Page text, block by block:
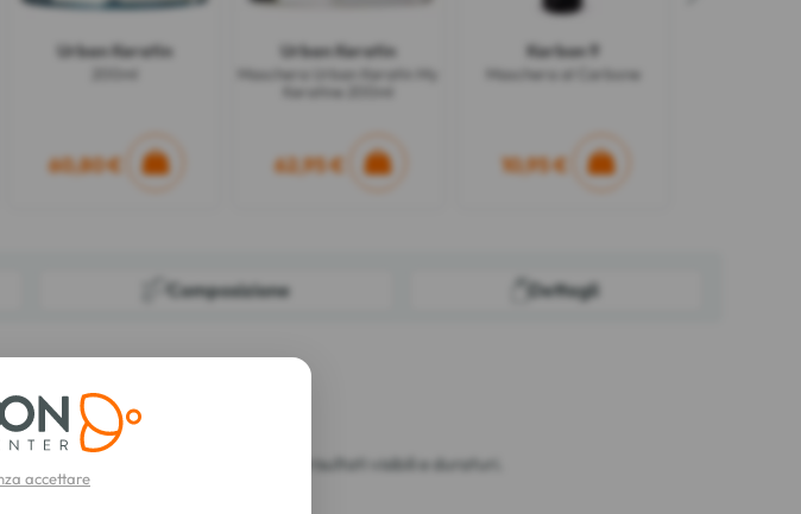
Urban Keratin
60,80 €
Urban Keratin
Maschera Urban Keratin My
62,95 €
Karbon 9
Maschera al Carbone
10,95 €
Composizione Dettagli
capelli disidratati e sfibrati.
cura di ringiovanimento.
e rinforza la densità dei capelli per risultati visibili e duraturi.
accettare